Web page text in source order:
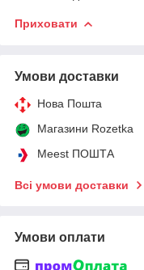
Приховати
Умови доставки
Нова Пошта
Магазини Rozetka
Meest ПОШТА
Всі умови доставки
Умови оплати